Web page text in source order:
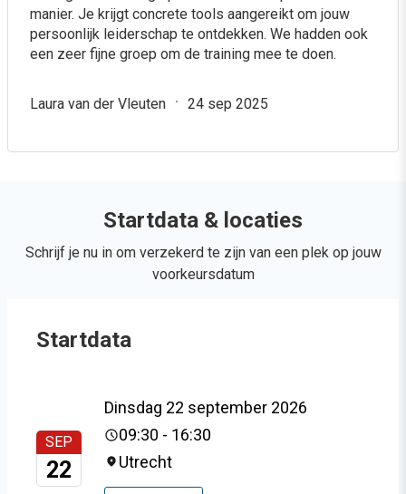
manier. Je krijgt concrete tools aangereikt om jouw
persoonlijk leiderschap te ontdekken. We hadden ook
een zeer fijne groep om de training mee te doen.
Laura van der Vleuten 24 sep 2025
Startdata & locaties
Schrijf je nu in om verzekerd te zijn van een plek op jouw
voorkeursdatum
Startdata
SEP
22
Dinsdag 22 september 2026
09:30 - 16:30
Utrecht